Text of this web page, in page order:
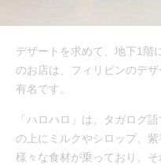
デザートを求めて、地下1階
のお店は、フィリピンのデ
有名です。
「ハロハロ」は、タガログ
の上にミルクやシロップ、
様々な食材が乗っており、そ